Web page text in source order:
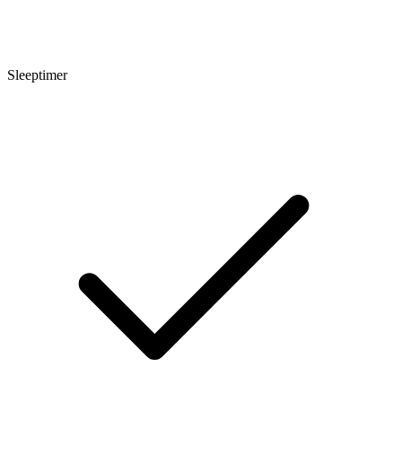
Sleeptimer